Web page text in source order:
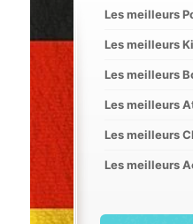
Les meilleurs
Les meilleurs
Les meilleurs
Les meilleurs
Les meilleurs
Les meilleurs